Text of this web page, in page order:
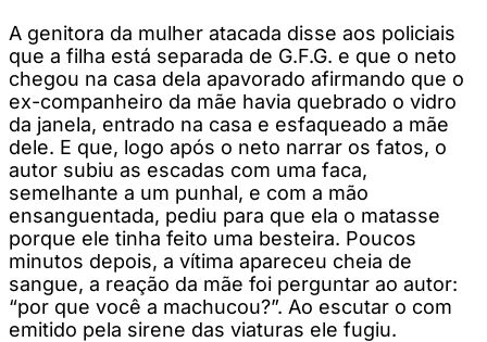
A genitora da mulher atacada disse aos policiais
que a filha está separada de G.F.G. e que o neto
chegou na casa dela apavorado afirmando que o
ex-companheiro da mãe havia quebrado o vidro
da janela, entrado na casa e esfaqueado a mãe
dele. E que, logo após o neto narrar os fatos, o
autor subiu as escadas com uma faca,
semelhante a um punhal, e com a mão
ensanguentada, pediu para que ela o matasse
porque ele tinha feito uma besteira. Poucos
minutos depois, a vítima apareceu cheia de
sangue, a reação da mãe foi perguntar ao autor:
“por que você a machucou?”. Ao escutar o com
emitido pela sirene das viaturas ele fugiu.